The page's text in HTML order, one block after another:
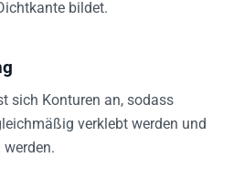
bildet.
sich Konturen an, sodass
verklebt werden und